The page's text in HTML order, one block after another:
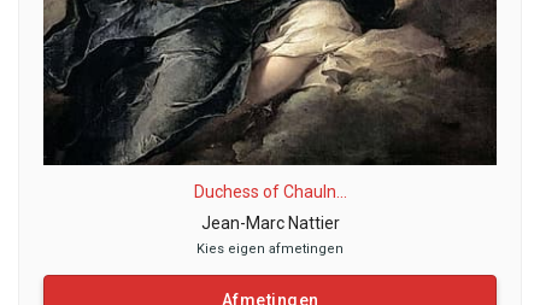
Duchess of Chauln...
Jean-Marc Nattier
Kies eigen afmetingen
Afmetingen